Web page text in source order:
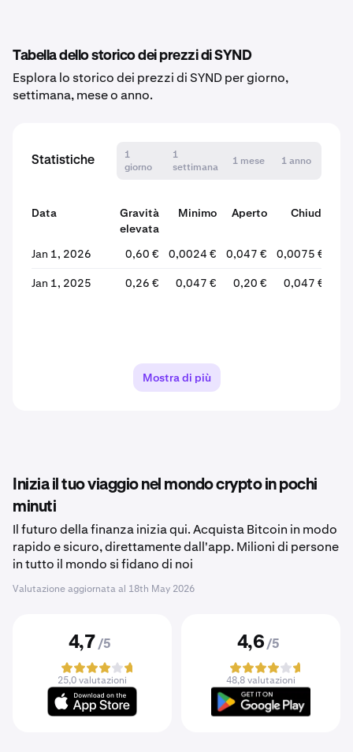
Tabella dello storico dei prezzi di SYND
Esplora lo storico dei prezzi di SYND per giorno,
settimana, mese o anno.
Statistiche
1
giorno
1
settimana
1 mese 1 anno
Data
Gravità
elevata
Minimo Aperto
Chiudi
Jan 1, 2026
0,60 € 0,0024 € 0,047 € 0,0075 €
Jan 1, 2025 0,26 € 0,047 € 0,20 € 0,047 €
Mostra di più
Inizia il tuo viaggio nel mondo crypto in pochi
minuti
Il futuro della finanza inizia qui. Acquista Bitcoin in modo
rapido e sicuro, direttamente dall'app. Milioni di persone
in tutto il mondo si fidano di noi
Valutazione aggiornata al 18th May 2026
4,7 /5
25,0 valutazioni
4,6 /5
48,8 valutazioni